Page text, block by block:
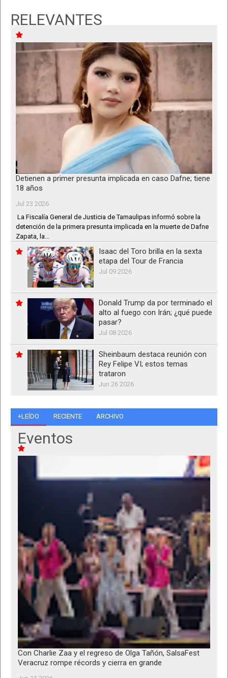
RELEVANTES
Detienen a primer presunta implicada en caso Dafne; tiene
18 años
Jul 23 2026
La Fiscalía General de Justicia de Tamaulipas informó sobre la
detención de la primera presunta implicada en la muerte de Dafne
Zapata, la...
Isaac del Toro brilla en la sexta
etapa del Tour de Francia
Jul 09 2026
Donald Trump da por terminado el
alto al fuego con Irán; ¿qué puede
pasar?
Jul 08 2026
Sheinbaum destaca reunión con
Rey Felipe VI; estos temas
trataron
Jun 26 2026
+LEÍDO RECIENTE ARCHIVO
Eventos
Con Charlie Zaa y el regreso de Olga Tañón, SalsaFest
Veracruz rompe récords y cierra en grande